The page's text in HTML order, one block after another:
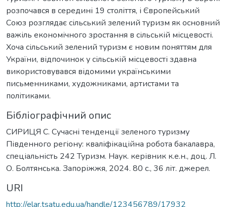
розпочався в середині 19 століття, і Європейський
Союз розглядає сільський зелений туризм як основний
важіль економічного зростання в сільській місцевості.
Хоча сільський зелений туризм є новим поняттям для
України, відпочинок у сільській місцевості здавна
використовувався відомими українськими
письменниками, художниками, артистами та
політиками.
Бібліографічний опис
СИРИЦЯ С. Сучасні тенденції зеленого туризму
Південного регіону: кваліфікаційна робота бакалавра,
спеціальність 242 Туризм. Наук. керівник к.е.н., доц. Л.
О. Болтянська. Запоріжжя, 2024. 80 с., 36 літ. джерел.
URI
http://elar.tsatu.edu.ua/handle/123456789/17932